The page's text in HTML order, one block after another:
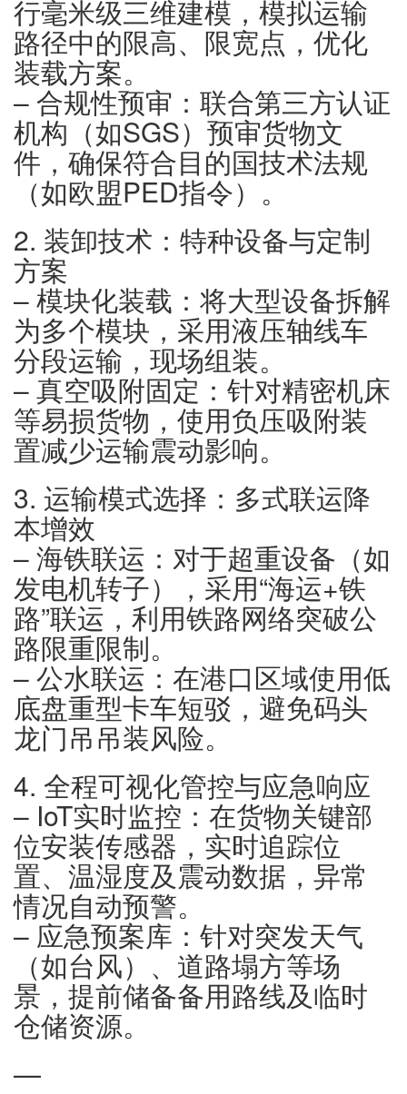
行毫米级三维建模，模拟运输
路径中的限高、限宽点，优化
装载方案。
– 合规性预审：联合第三方认证
机构（如SGS）预审货物文
件，确保符合目的国技术法规
（如欧盟PED指令）。
2. 装卸技术：特种设备与定制
方案
– 模块化装载：将大型设备拆解
为多个模块，采用液压轴线车
分段运输，现场组装。
– 真空吸附固定：针对精密机床
等易损货物，使用负压吸附装
置减少运输震动影响。
3. 运输模式选择：多式联运降
本增效
– 海铁联运：对于超重设备（如
发电机转子），采用“海运+铁
路”联运，利用铁路网络突破公
路限重限制。
– 公水联运：在港口区域使用低
底盘重型卡车短驳，避免码头
龙门吊吊装风险。
4. 全程可视化管控与应急响应
– IoT实时监控：在货物关键部
位安装传感器，实时追踪位
置、温湿度及震动数据，异常
情况自动预警。
– 应急预案库：针对突发天气
（如台风）、道路塌方等场
景，提前储备备用路线及临时
仓储资源。
—